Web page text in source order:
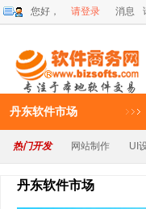
您好， 请登录 消息
丹东软件市场
热门开发 网站制作 UI
丹东软件市场